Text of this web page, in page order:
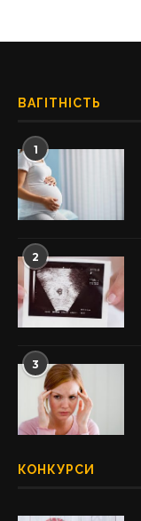
ВАГІТНІСТЬ
1
2
3
КОНКУРСИ